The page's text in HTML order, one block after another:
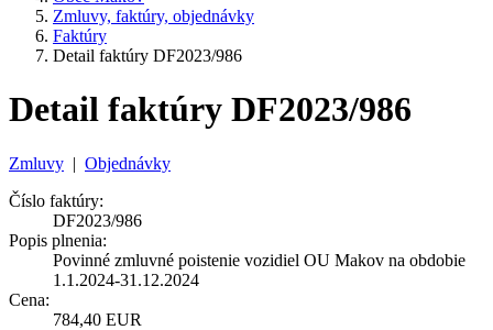
Zmluvy, faktúry, objednávky
Faktúry
Detail faktúry DF2023/986
Detail faktúry DF2023/986
Zmluvy | Objednávky
Číslo faktúry:
DF2023/986
Popis plnenia:
Povinné zmluvné poistenie vozidiel OU Makov na obdobie
1.1.2024-31.12.2024
Cena:
784,40 EUR